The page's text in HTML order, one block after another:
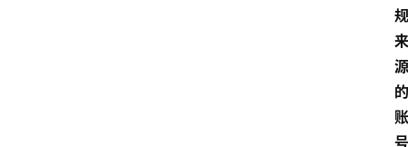
规
来
源
的
账
号